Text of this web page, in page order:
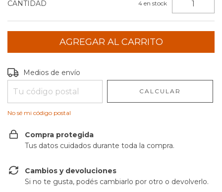
CANTIDAD 4 en stock
Entregas para el CP:
Medios de envío
CALCULAR
No sé mi código postal
Compra protegida
Tus datos cuidados durante toda la compra.
Cambios y devoluciones
Si no te gusta, podés cambiarlo por otro o devolverlo.